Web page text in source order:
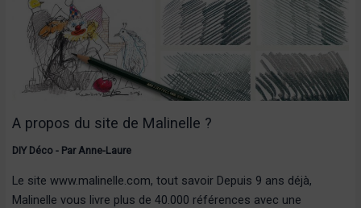
A propos du site de Malinelle ?
DIY Déco- ParAnne-Laure
Le site www.malinelle.com, tout savoir Depuis 9 ans déjà,
Malinelle vous livre plus de 40.000 références avec une